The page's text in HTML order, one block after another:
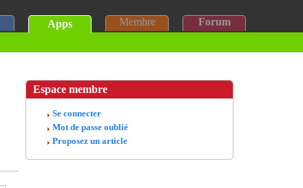
Apps Membre Forum
Espace membre
Se connecter
Mot de passe oublié
Proposez un article